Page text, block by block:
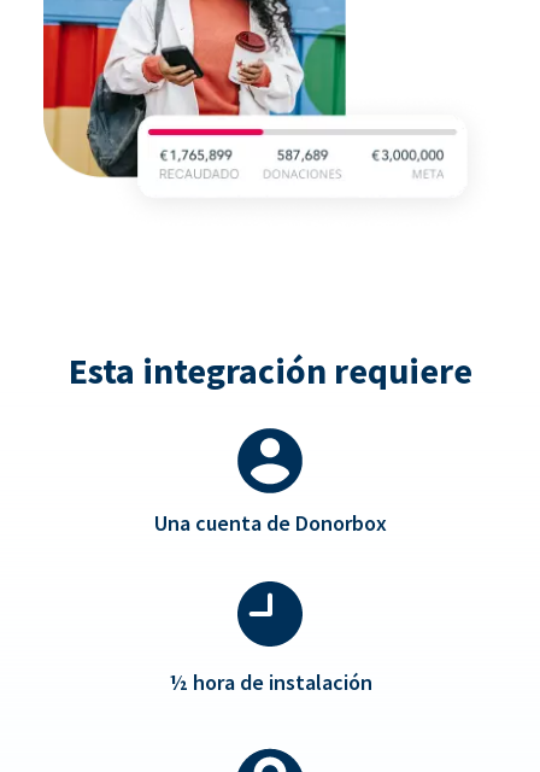
Esta integración requiere
Una cuenta de Donorbox
½ hora de instalación